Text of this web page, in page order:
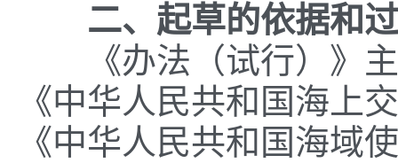
二、起草的依据和
《办法 （试行） 》
《中华人民共和国海上
《中华人民共和国海域